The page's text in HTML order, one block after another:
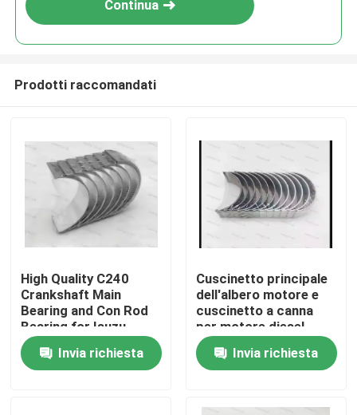
Casa.
Prodotti
video
Continua
Prodotti raccomandati
High Quality C240
Crankshaft Main
Bearing and Con Rod
Bearing for Isuzu
Motor Diesel Engine
Part
Invia richiesta
Cuscinetto principale
dell'albero motore e
cuscinetto a canna
per motore diesel
Cummins 6D114 Parte
3950661 3945918
Invia richiesta